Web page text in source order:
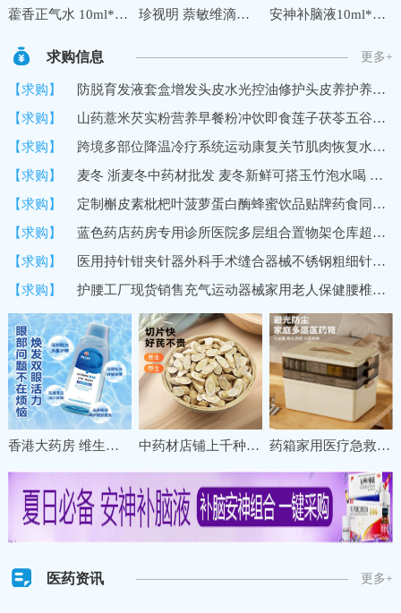
藿香正气水 10ml*10支夏季防暑降温药品套装公司工地三伏天学生军训防中暑降温大礼包套餐 珍视明 萘敏维滴眼液 10ml 缓解眼睛疲劳 红血丝结膜充血眼睛发痒 眼干眼涩眼药水 1盒 安神补脑液10ml*10支 生精补髓 益气养血 强脑安神 头晕乏力 健忘失眠助眠 OTC 疗效险 老字号
求购信息 更多+
【求购】
防脱育发液套盒增发头皮水光控油修护头皮养护养发馆生发液育发液
【求购】
山药薏米芡实粉营养早餐粉冲饮即食莲子茯苓五谷代餐粉
【求购】
跨境多部位降温冷疗系统运动康复关节肌肉恢复水循环冷敷机冷疗垫
【求购】
麦冬 浙麦冬中药材批发 麦冬新鲜可搭玉竹泡水喝 黄芪党参
【求购】
定制槲皮素枇杷叶菠萝蛋白酶蜂蜜饮品贴牌药食同源口服饮品加工厂
【求购】
蓝色药店药房专用诊所医院多层组合置物架仓库超市货架商用展示架
【求购】
医用持针钳夹针器外科手术缝合器械不锈钢粗细针牙科双眼皮持针器
【求购】
护腰工厂现货销售充气运动器械家用老人保健腰椎间盘固定保暖护腰
香港大药房 维生素B12洗眼液缓解眼疲劳干涩清洁眼部一次性护理液 中药材店铺上千种冷背名贵草药材甘肃珉县特级野生黄芪直销养生 药箱家用医疗急救药盒药物收纳盒大号大容量多层分格医药箱收纳盒
医药资讯 更多+